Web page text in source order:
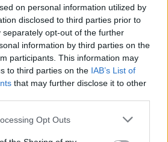
on personal information utilized by
disclosed to third parties prior to
separately opt-out of the further
information by third parties on the
participants. This information may
to third parties on the IAB’s List of
that may further disclose it to other
app uses one or more Google
Opt Outs
korábban úgy érezte, ez a film
szól, nagyon a magyarok
hiányáról üzen, ezzel
siker azt mutatja, hogy igenis
egy globális problémában.
volt számomra
a problémával kapcsolatosan
Antwerpen Budapesthez
- fűzte hozzá.